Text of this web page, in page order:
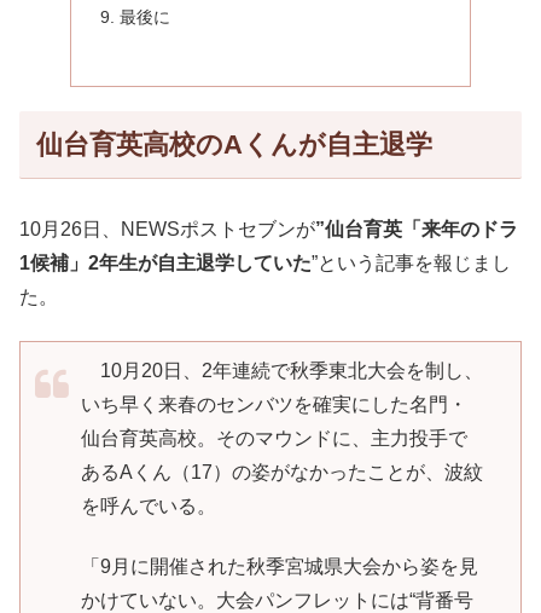
最後に
仙台育英高校のAくんが自主退学
10月26日、NEWSポストセブンが”仙台育英「来年のドラ
1候補」2年生が自主退学していた”という記事を報じまし
た。
10月20日、2年連続で秋季東北大会を制し、
いち早く来春のセンバツを確実にした名門・
仙台育英高校。そのマウンドに、主力投手で
あるAくん（17）の姿がなかったことが、波紋
を呼んでいる。
「9月に開催された秋季宮城県大会から姿を見
かけていない。大会パンフレットには“背番号